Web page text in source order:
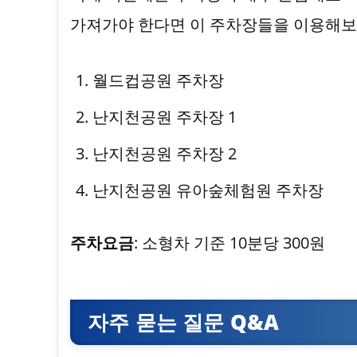
가져가야 한다면 이 주차장들을 이용해
월드컵공원 주차장
난지천공원 주차장 1
난지천공원 주차장 2
난지천공원 유아숲체험원 주차장
주차요금: 소형차 기준 10분당 300원
자주 묻는 질문 Q&A